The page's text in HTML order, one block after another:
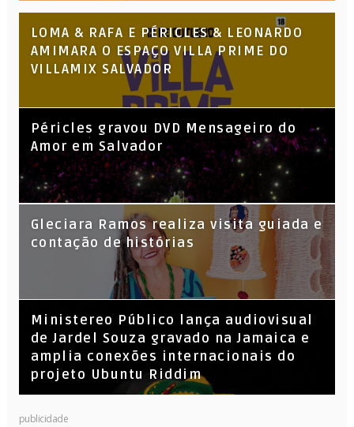
LOMA & RAFA E PÉRICLES & LEONARDO
AMIMARA O ESPAÇO VILLA PRIME DO
VILLAMIX SALVADOR
Péricles gravou DVD Mensageiro do
Amor em Salvador
KL Jay (Racionais MC’s), DJ Raíz e DJ
Leandro Vitrola na BIGSHAKE 14
Gleciara Ramos realiza visita guiada e
contação de histórias
​Ministereo Público lança audiovisual
de Jardel Souza gravado na Jamaica e
amplia conexões internacionais do
projeto Ubuntu Riddim
publicidade